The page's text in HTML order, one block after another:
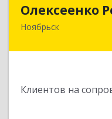
Олексеенко
Ноябрьск
Клиентов на
629804,